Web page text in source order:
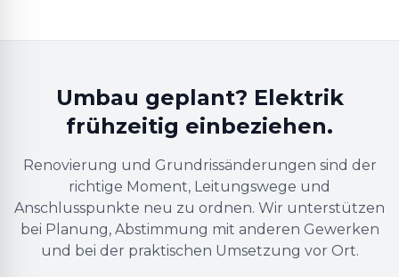
Umbau geplant? Elektrik
frühzeitig einbeziehen.
Renovierung und Grundrissänderungen sind der
richtige Moment, Leitungswege und
Anschlusspunkte neu zu ordnen. Wir unterstützen
bei Planung, Abstimmung mit anderen Gewerken
und bei der praktischen Umsetzung vor Ort.